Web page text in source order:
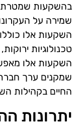
בהשקעות שמטרתן
שמירה על
השקעות אלו
טכנולוגיות
השקעות אלו
שמקנים ערך
החיים בקהילות
יתרונות